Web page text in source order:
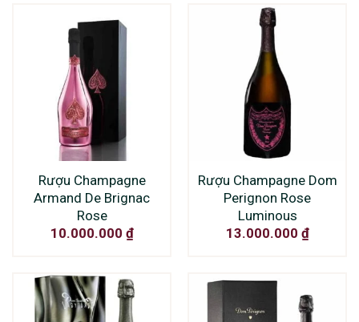
Rượu Champagne
Armand De Brignac
Rose
10.000.000 ₫
Rượu Champagne Dom
Perignon Rose
Luminous
13.000.000 ₫